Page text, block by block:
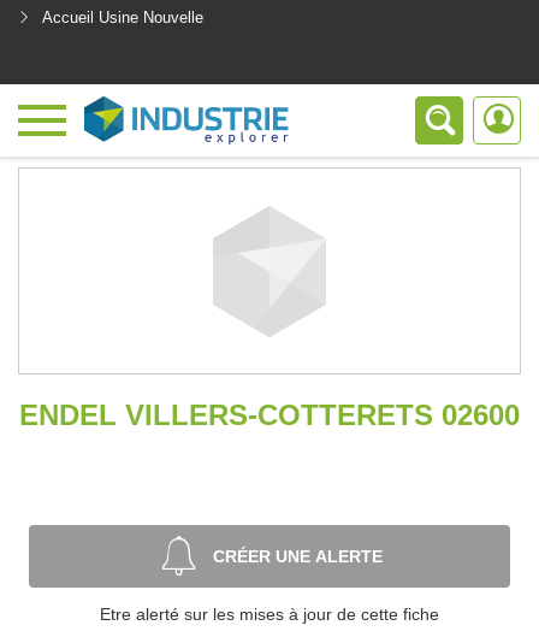
Accueil Usine Nouvelle
ENDEL VILLERS-COTTERETS 02600
CRÉER UNE ALERTE
Etre alerté sur les mises à jour de cette fiche